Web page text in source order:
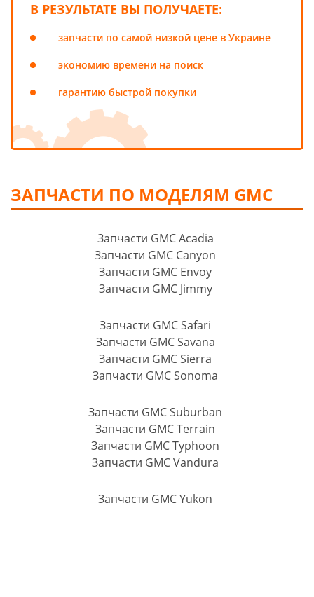
В РЕЗУЛЬТАТЕ ВЫ ПОЛУЧАЕТЕ:
запчасти по самой низкой цене в Украине
экономию времени на поиск
гарантию быстрой покупки
ЗАПЧАСТИ ПО МОДЕЛЯМ GMC
Запчасти GMC Acadia
Запчасти GMC Canyon
Запчасти GMC Envoy
Запчасти GMC Jimmy
Запчасти GMC Safari
Запчасти GMC Savana
Запчасти GMC Sierra
Запчасти GMC Sonoma
Запчасти GMC Suburban
Запчасти GMC Terrain
Запчасти GMC Typhoon
Запчасти GMC Vandura
Запчасти GMC Yukon